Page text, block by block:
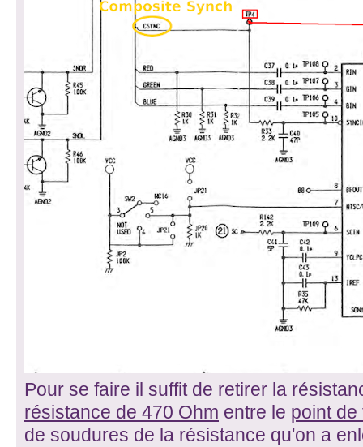
Pour se faire il suffit de retirer la
résistance de 470 Ohm entre le point de
de soudures de la résistance qu'on a